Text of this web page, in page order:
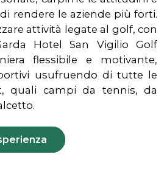
rendere le aziende più forti.
attività legate al golf, con
Hotel San Vigilio Golf
flessibile e motivante,
usufruendo di tutte le
quali campi da tennis, da